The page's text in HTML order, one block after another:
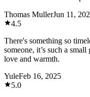
Thomas MullerJun 11,
4.5
There's something so
someone, it’s such a
love and warmth.
YuleFeb 16, 2025
5.0